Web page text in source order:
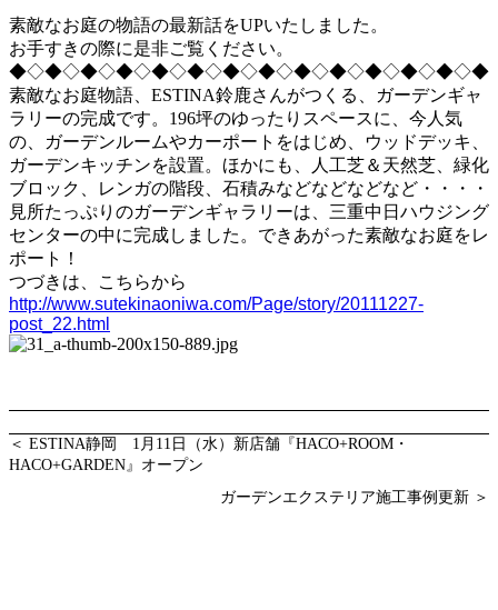
素敵なお庭の物語の最新話をUPいたしました。
お手すきの際に是非ご覧ください。
素敵なお庭物語、ESTINA鈴鹿さんがつくる、ガーデンギャ
ラリーの完成です。196坪のゆったりスペースに、今人気
の、ガーデンルームやカーポートをはじめ、ウッドデッキ、
ガーデンキッチンを設置。ほかにも、人工芝＆天然芝、緑化
ブロック、レンガの階段、石積みなどなどなどなど・・・・
見所たっぷりのガーデンギャラリーは、三重中日ハウジング
センターの中に完成しました。できあがった素敵なお庭をレ
ポート！
つづきは、こちらから
http://www.sutekinaoniwa.com/Page/story/20111227-
post_22.html
＜ ESTINA静岡 1月11日（水）新店舗『HACO+ROOM・
HACO+GARDEN』オープン
ガーデンエクステリア施工事例更新 ＞